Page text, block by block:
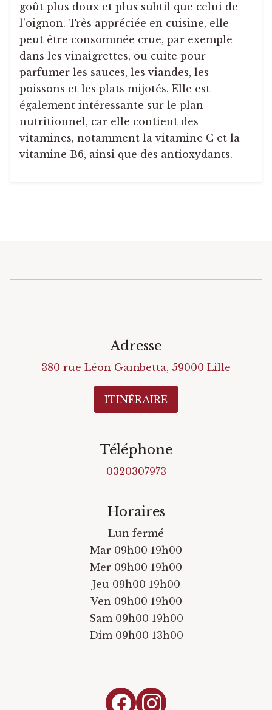
goût plus doux et plus subtil que celui de
l’oignon. Très appréciée en cuisine, elle
peut être consommée crue, par exemple
dans les vinaigrettes, ou cuite pour
parfumer les sauces, les viandes, les
poissons et les plats mijotés. Elle est
également intéressante sur le plan
nutritionnel, car elle contient des
vitamines, notamment la vitamine C et la
vitamine B6, ainsi que des antioxydants.
Adresse
380 rue Léon Gambetta, 59000 Lille
ITINÉRAIRE
Téléphone
0320307973
Horaires
Lun fermé
Mar 09h00 19h00
Mer 09h00 19h00
Jeu 09h00 19h00
Ven 09h00 19h00
Sam 09h00 19h00
Dim 09h00 13h00